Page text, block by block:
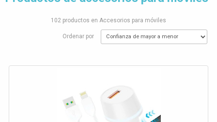
102 productos en Accesorios para móviles
Ordenar por